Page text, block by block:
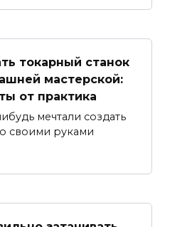
токарный станок
мастерской:
от практика
мечтали создать
своими руками